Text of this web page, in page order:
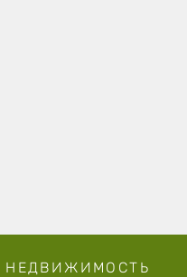
НЕДВИЖИМОСТЬ